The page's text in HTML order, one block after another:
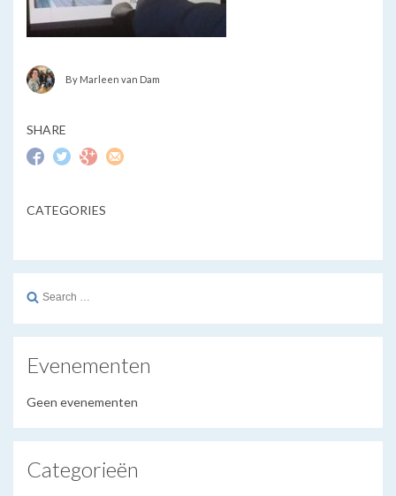
By Marleen van Dam
SHARE
CATEGORIES
Search
Evenementen
Geen evenementen
Categorieën